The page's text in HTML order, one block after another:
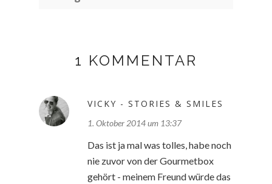
1 KOMMENTAR
VICKY - STORIES & SMILES
1. Oktober 2014 um 13:37
Das ist ja mal was tolles, habe noch
nie zuvor von der Gourmetbox
gehört - meinem Freund würde das